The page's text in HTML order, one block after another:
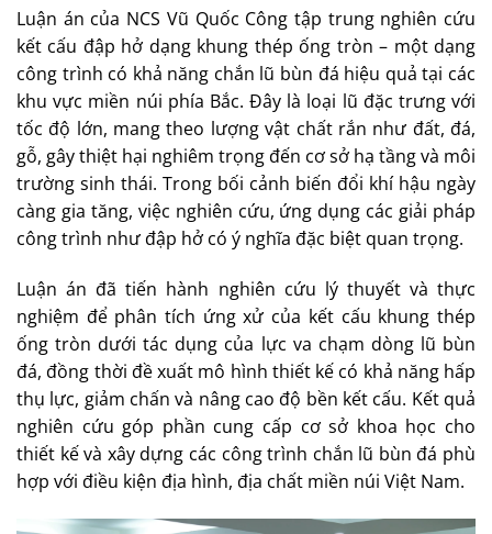
Luận án của NCS Vũ Quốc Công tập trung nghiên cứu
kết cấu đập hở dạng khung thép ống tròn – một dạng
công trình có khả năng chắn lũ bùn đá hiệu quả tại các
khu vực miền núi phía Bắc. Đây là loại lũ đặc trưng với
tốc độ lớn, mang theo lượng vật chất rắn như đất, đá,
gỗ, gây thiệt hại nghiêm trọng đến cơ sở hạ tầng và môi
trường sinh thái. Trong bối cảnh biến đổi khí hậu ngày
càng gia tăng, việc nghiên cứu, ứng dụng các giải pháp
công trình như đập hở có ý nghĩa đặc biệt quan trọng.
Luận án đã tiến hành nghiên cứu lý thuyết và thực
nghiệm để phân tích ứng xử của kết cấu khung thép
ống tròn dưới tác dụng của lực va chạm dòng lũ bùn
đá, đồng thời đề xuất mô hình thiết kế có khả năng hấp
thụ lực, giảm chấn và nâng cao độ bền kết cấu. Kết quả
nghiên cứu góp phần cung cấp cơ sở khoa học cho
thiết kế và xây dựng các công trình chắn lũ bùn đá phù
hợp với điều kiện địa hình, địa chất miền núi Việt Nam.